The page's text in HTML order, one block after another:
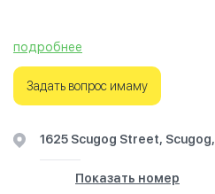
подробнее
Задать вопрос имаму
1625 Scugog Street, Scugog,
Показать номер